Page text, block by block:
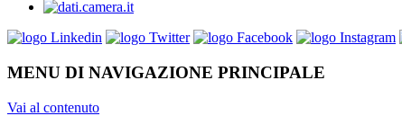
MENU DI NAVIGAZIONE PRINCIPALE
Vai al contenuto